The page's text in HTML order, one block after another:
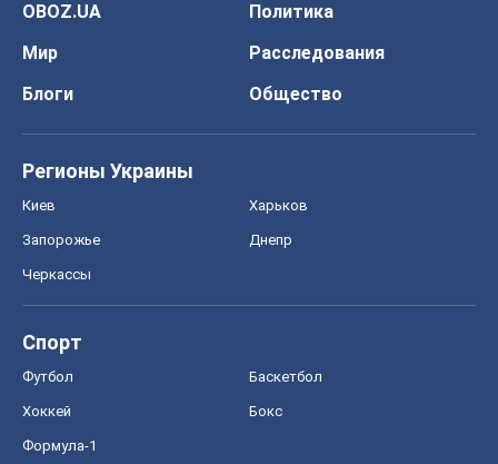
OBOZ.UA
Политика
Мир
Расследования
Блоги
Общество
Регионы Украины
Киев Харьков
Запорожье Днепр
Черкассы
Спорт
Футбол Баскетбол
Хоккей Бокс
Формула-1